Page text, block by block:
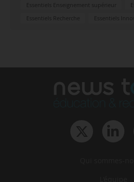
Essentiels Enseignement supérieur
Essentiels Recherche
Essentiels